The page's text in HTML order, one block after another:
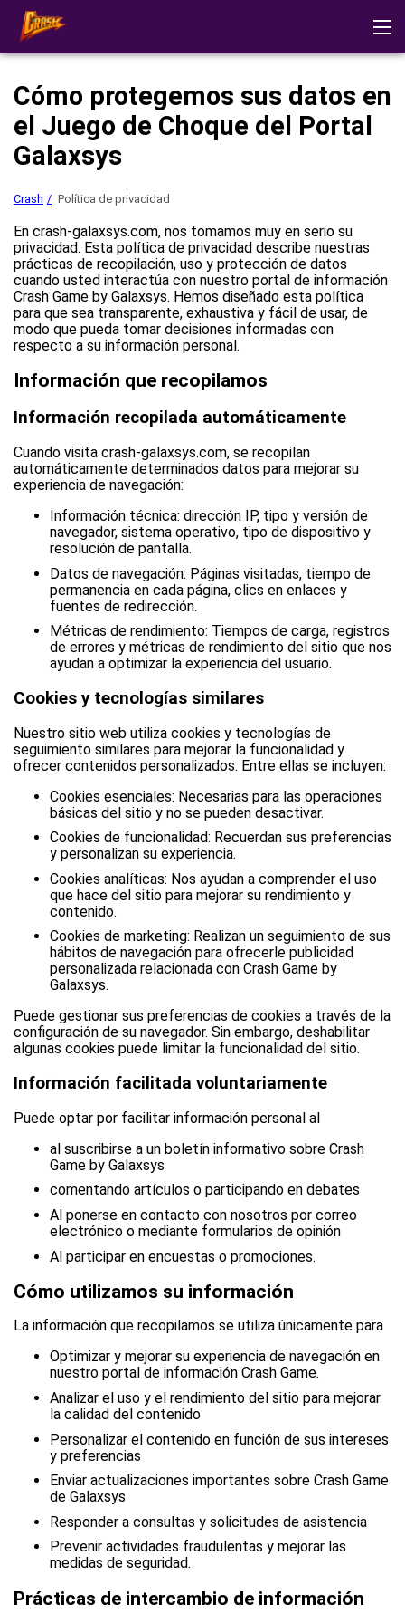
Modo demostración Estrategias
Otros Juegos
Jugar al casino
Cómo protegemos sus datos en
el Juego de Choque del Portal
Galaxsys
Crash Política de privacidad
En crash-galaxsys.com, nos tomamos muy en serio su
privacidad. Esta política de privacidad describe nuestras
prácticas de recopilación, uso y protección de datos
cuando usted interactúa con nuestro portal de información
Crash Game by Galaxsys. Hemos diseñado esta política
para que sea transparente, exhaustiva y fácil de usar, de
modo que pueda tomar decisiones informadas con
respecto a su información personal.
Información que recopilamos
Información recopilada automáticamente
Cuando visita crash-galaxsys.com, se recopilan
automáticamente determinados datos para mejorar su
experiencia de navegación:
Información técnica: dirección IP, tipo y versión de
navegador, sistema operativo, tipo de dispositivo y
resolución de pantalla.
Datos de navegación: Páginas visitadas, tiempo de
permanencia en cada página, clics en enlaces y
fuentes de redirección.
Métricas de rendimiento: Tiempos de carga, registros
de errores y métricas de rendimiento del sitio que nos
ayudan a optimizar la experiencia del usuario.
Cookies y tecnologías similares
Nuestro sitio web utiliza cookies y tecnologías de
seguimiento similares para mejorar la funcionalidad y
ofrecer contenidos personalizados. Entre ellas se incluyen:
Cookies esenciales: Necesarias para las operaciones
básicas del sitio y no se pueden desactivar.
Cookies de funcionalidad: Recuerdan sus preferencias
y personalizan su experiencia.
Cookies analíticas: Nos ayudan a comprender el uso
que hace del sitio para mejorar su rendimiento y
contenido.
Cookies de marketing: Realizan un seguimiento de sus
hábitos de navegación para ofrecerle publicidad
personalizada relacionada con Crash Game by
Galaxsys.
Puede gestionar sus preferencias de cookies a través de la
configuración de su navegador. Sin embargo, deshabilitar
algunas cookies puede limitar la funcionalidad del sitio.
Información facilitada voluntariamente
Puede optar por facilitar información personal al
al suscribirse a un boletín informativo sobre Crash
Game by Galaxsys
comentando artículos o participando en debates
Al ponerse en contacto con nosotros por correo
electrónico o mediante formularios de opinión
Al participar en encuestas o promociones.
Cómo utilizamos su información
La información que recopilamos se utiliza únicamente para
Optimizar y mejorar su experiencia de navegación en
nuestro portal de información Crash Game.
Analizar el uso y el rendimiento del sitio para mejorar
la calidad del contenido
Personalizar el contenido en función de sus intereses
y preferencias
Enviar actualizaciones importantes sobre Crash Game
de Galaxsys
Responder a consultas y solicitudes de asistencia
Prevenir actividades fraudulentas y mejorar las
medidas de seguridad.
Prácticas de intercambio de información